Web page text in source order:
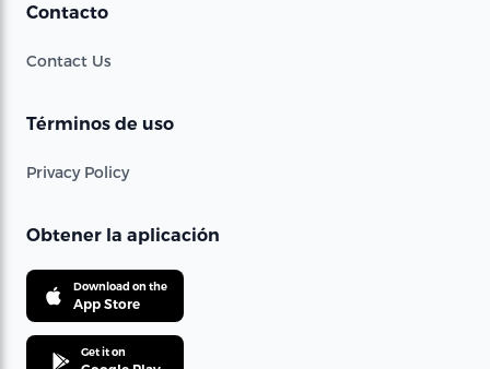
Contacto
Contact Us
Términos de uso
Privacy Policy
Obtener la aplicación
Download on the
App Store
Get it on